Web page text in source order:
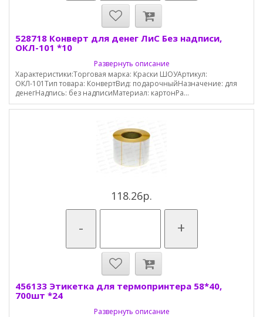
528718 Конверт для денег ЛиС Без надписи,
ОКЛ-101 *10
Развернуть описание
Характеристики:Торговая марка: Краски ШОУАртикул:
ОКЛ-101Тип товара: КонвертВид: подарочныйНазначение: для
денегНадпись: без надписиМатериал: картонРа...
118.26р.
- +
456133 Этикетка для термопринтера 58*40,
700шт *24
Развернуть описание